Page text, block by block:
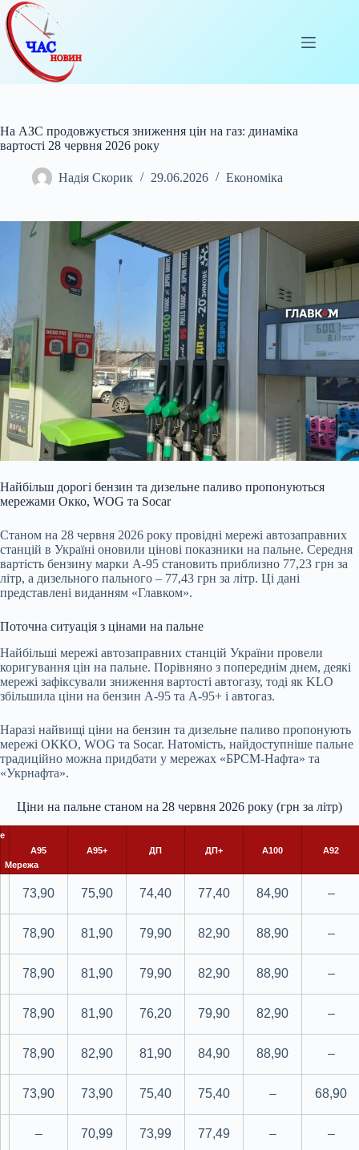
Перейти
до
вмісту
На АЗС продовжується зниження цін на газ: динаміка
вартості 28 червня 2026 року
Надія Скорик 29.06.2026 Економіка
Найбільш дорогі бензин та дизельне паливо пропонуються
мережами Окко, WOG та Socar
Станом на 28 червня 2026 року провідні мережі автозаправних
станцій в Україні оновили цінові показники на пальне. Середня
вартість бензину марки А-95 становить приблизно 77,23 грн за
літр, а дизельного пального – 77,43 грн за літр. Ці дані
представлені виданням «Главком».
Поточна ситуація з цінами на пальне
Найбільші мережі автозаправних станцій України провели
коригування цін на пальне. Порівняно з попереднім днем, деякі
мережі зафіксували зниження вартості автогазу, тоді як KLO
збільшила ціни на бензин А-95 та А-95+ і автогаз.
Наразі найвищі ціни на бензин та дизельне паливо пропонують
мережі ОККО, WOG та Socar. Натомість, найдоступніше пальне
традиційно можна придбати у мережах «БРСМ-Нафта» та
«Укрнафта».
Ціни на пальне станом на 28 червня 2026 року (грн за літр)
Мережа
А95 А95+ ДП ДП+ А100 А92
73,90 75,90 74,40 77,40 84,90 –
78,90 81,90 79,90 82,90 88,90 –
78,90 81,90 79,90 82,90 88,90 –
78,90 81,90 76,20 79,90 82,90 –
78,90 82,90 81,90 84,90 88,90 –
73,90 73,90 75,40 75,40 – 68,90
– 70,99 73,99 77,49 – –